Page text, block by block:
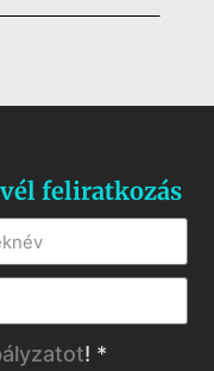
feliratkozás
! *